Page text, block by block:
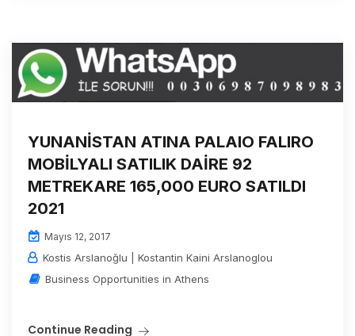
YUNANİSTAN ATINA PALAIO FALIRO
MOBİLYALI SATILIK DAİRE 92
METREKARE 165,000 EURO SATILDI
2021
Mayıs 12, 2017
Kostis Arslanoğlu | Kostantin Kaini Arslanoglou
Business Opportunities in Athens
Continue Reading